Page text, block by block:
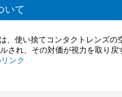
いて
、使い捨てコンタクトレンズ
され、その対価が視力を取り戻
ンク